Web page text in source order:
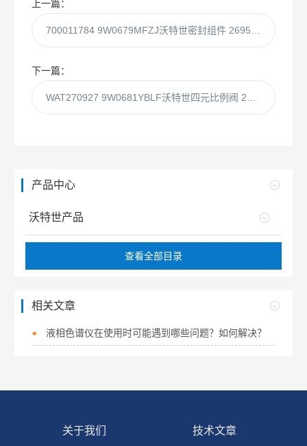
上一篇：
下一篇：
产品中心
沃特世产品
查看全部目录
相关文章
液相色谱仪在使用时可能遇到哪些问题？如何解决？
关于我们 技术文章